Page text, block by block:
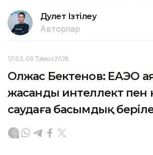
Дәулет Ізтілеу
Авторлар
17:03, 06 Тамыз 2026
Олжас Бектенов: ЕАЭО
жасанды интеллект пен
саудаға басымдық